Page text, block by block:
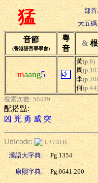
猛 部首:
大五碼:
音節
(香港語言學學會)
粵
音
&
maang5
黃(p.6)
周
李
何(p.44)
搜索次數: 50439
配搭點:
凶 兇 勇 威 突
Unicode:
U+731B
漢語大字典:
Pg.1354
康熙字典: Pg.0641.260